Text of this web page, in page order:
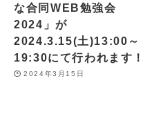
な合同WEB勉強会
2024」が
2024.3.15(土)13:00～
19:30にて行われます！
2024年3月15日